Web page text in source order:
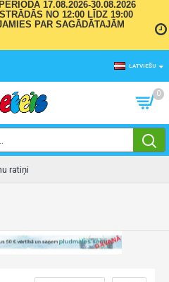
17.08.2026-30.08.2026
NO 12:00 LĪDZ 19:00
PAR SAGĀDĀTAJĀM
LATVIEŠU
0
ratiņi